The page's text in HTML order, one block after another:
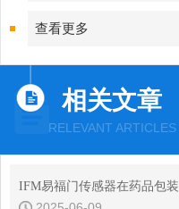
查看更多
相关文章
RELEVANT ARTICLES